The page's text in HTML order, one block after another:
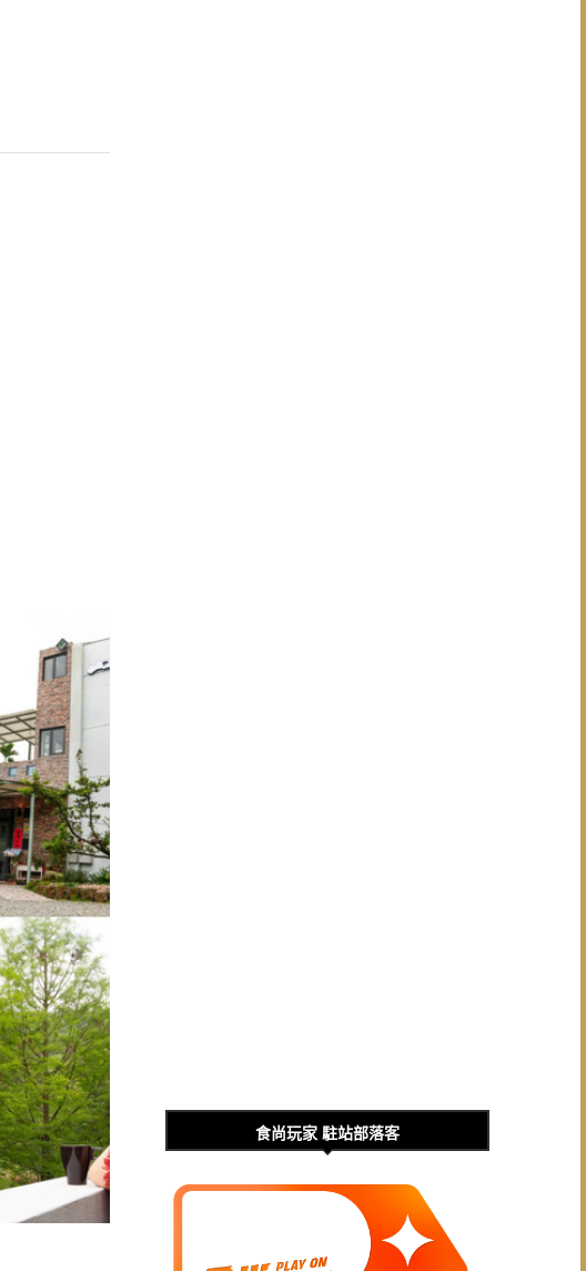
食尚玩家 駐站部落客